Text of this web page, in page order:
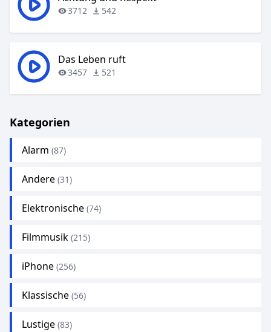
3712 542
Das Leben ruft
3457 521
Kategorien
Alarm (87)
Andere (31)
Elektronische (74)
Filmmusik (215)
iPhone (256)
Klassische (56)
Lustige (83)